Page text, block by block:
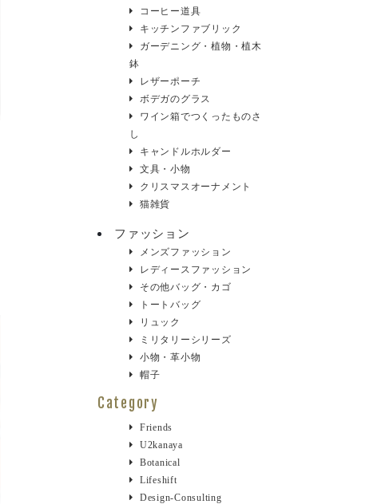
コーヒー道具
キッチンファブリック
ガーデニング・植物・植木
鉢
レザーポーチ
ボデガのグラス
ワイン箱でつくったものさ
し
キャンドルホルダー
文具・小物
クリスマスオーナメント
猫雑貨
ファッション
メンズファッション
レディースファッション
その他バッグ・カゴ
トートバッグ
リュック
ミリタリーシリーズ
小物・革小物
帽子
Category
Friends
U2kanaya
Botanical
Lifeshift
Design-Consulting